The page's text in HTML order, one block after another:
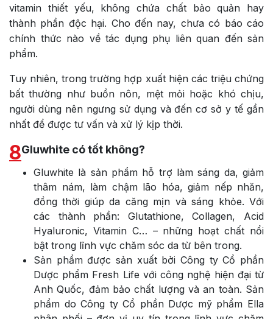
vitamin thiết yếu, không chứa chất bảo quản hay
thành phần độc hại. Cho đến nay, chưa có báo cáo
chính thức nào về tác dụng phụ liên quan đến sản
phẩm.
Tuy nhiên, trong trường hợp xuất hiện các triệu chứng
bất thường như buồn nôn, mệt mỏi hoặc khó chịu,
người dùng nên ngưng sử dụng và đến cơ sở y tế gần
nhất để được tư vấn và xử lý kịp thời.
8Gluwhite có tốt không?
Gluwhite là sản phẩm hỗ trợ làm sáng da, giảm
thâm nám, làm chậm lão hóa, giảm nếp nhăn,
đồng thời giúp da căng mịn và sáng khỏe. Với
các thành phần: Glutathione, Collagen, Acid
Hyaluronic, Vitamin C… – những hoạt chất nổi
bật trong lĩnh vực chăm sóc da từ bên trong.
Sản phẩm được sản xuất bởi Công ty Cổ phần
Dược phẩm Fresh Life với công nghệ hiện đại từ
Anh Quốc, đảm bảo chất lượng và an toàn. Sản
phẩm do Công ty Cổ phần Dược mỹ phẩm Ella